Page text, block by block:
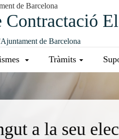
Contractació
de Barcelona
Tràmits
a la seu